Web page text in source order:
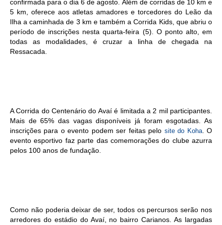
confirmada para o dia 6 de agosto. Além de corridas de 10 km e
5 km, oferece aos atletas amadores e torcedores do Leão da
Ilha a caminhada de 3 km e também a Corrida Kids, que abriu o
período de inscrições nesta quarta-feira (5). O ponto alto, em
todas as modalidades, é cruzar a linha de chegada na
Ressacada.
A Corrida do Centenário do Avaí é limitada a 2 mil participantes.
Mais de 65% das vagas disponíveis já foram esgotadas. As
inscrições para o evento podem ser feitas pelo site do Koha. O
evento esportivo faz parte das comemorações do clube azurra
pelos 100 anos de fundação.
Como não poderia deixar de ser, todos os percursos serão nos
arredores do estádio do Avaí, no bairro Carianos. As largadas